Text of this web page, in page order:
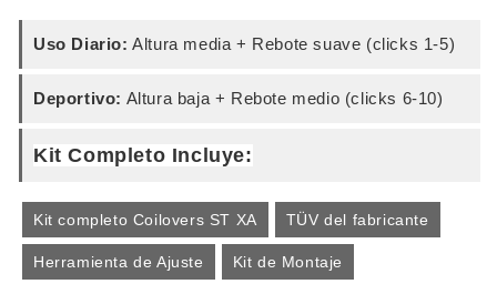
Uso Diario: Altura media + Rebote suave (clicks 1-5)
Deportivo: Altura baja + Rebote medio (clicks 6-10)
Kit Completo Incluye:
Kit completo Coilovers ST XA TÜV del fabricante
Herramienta de Ajuste Kit de Montaje